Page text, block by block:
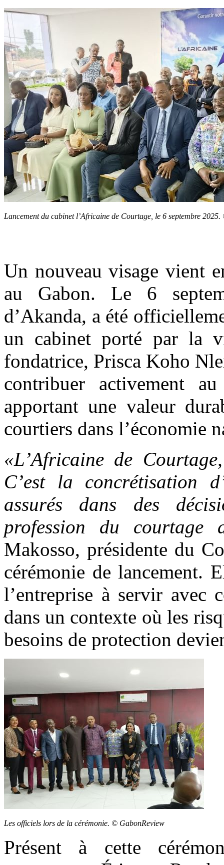
Lancement du cabinet l’Africaine de Courtage, le 6 septembre
Un nouveau visage vient
au Gabon. Le 6
d’Akanda, a été
un cabinet porté par la
fondatrice, Prisca Koho
contribuer activement
apportant une valeur
courtiers dans l’économie
«L’Africaine de
C’est la concrétisation
assurés dans des
profession du courtage
Makosso, présidente du
cérémonie de lancement.
l’entreprise à servir avec
dans un contexte où les
besoins de protection
Les officiels lors de la cérémonie. © GabonReview
Présent à cette